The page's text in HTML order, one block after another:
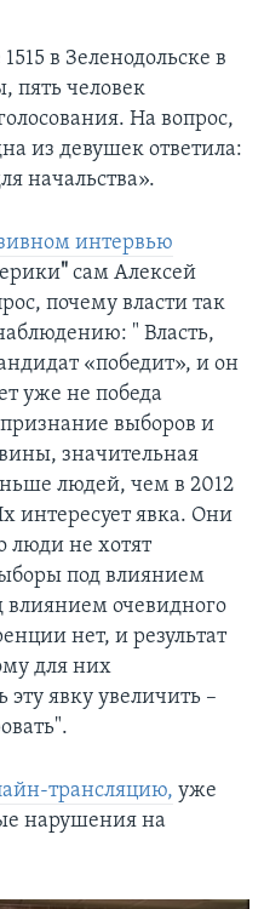
в Зеленодольске в
пять человек
На вопрос,
из девушек ответила:
начальства».
интервью
" сам Алексей
почему власти так
" Власть,
«победит», и он
уже не победа
выборов и
значительная
людей, чем в 2012
интересует явка. Они
люди не хотят
под влиянием
влиянием очевидного
нет, и результат
для них
явку увеличить –
трансляцию, уже
нарушения на